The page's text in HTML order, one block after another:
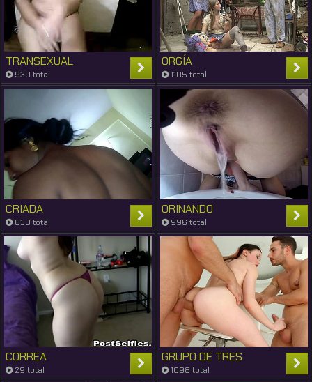
TRANSEXUAL
939 total
ORGÍA
1105 total
CRIADA
838 total
ORINANDO
996 total
CORREA
29 total
GRUPO DE TRES
1098 total